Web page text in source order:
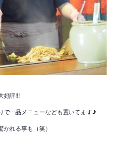
好評!!!
一品メニューなども置いてます♪
れる事も（笑）